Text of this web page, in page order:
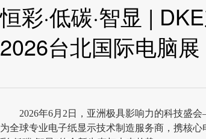
恒彩·低碳·智显 |
2026台北国际电脑展
2026年6月2日，亚洲极具影响力的科技盛
为全球专业电子纸显示技术制造服务商，携核